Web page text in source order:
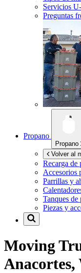
Servicios
Preguntas
Propano
Propano
Volver al
Recarga de
Accesorios
Parrillas y
Tanques de
Piezas y
Moving
Anacortes,